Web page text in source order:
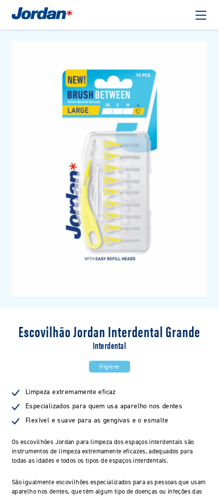
Escovilhão Jordan Interdental Grande
Interdental
Higiene
Limpeza extremamente eficaz
Especializados para quem usa aparelho nos dentes
Flexível e suave para as gengivas e o esmalte
Os escovilhões Jordan para limpeza dos espaços interdentais são
instrumentos de limpeza extremamente eficazes, adequados para
todas as idades e todos os tipos de espaços interdentais.
São igualmente escovilhões especializados para as pessoas que usam
aparelho nos dentes, que têm algum tipo de doenças ou infeções das